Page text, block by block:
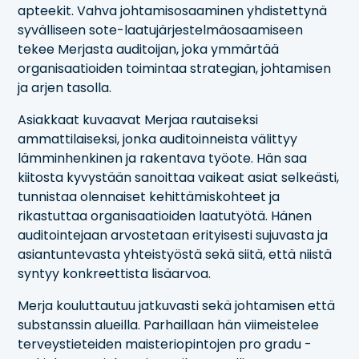
apteekit. Vahva johtamisosaaminen yhdistettynä
syvälliseen sote-laatujärjestelmäosaamiseen
tekee Merjasta auditoijan, joka ymmärtää
organisaatioiden toimintaa strategian, johtamisen
ja arjen tasolla.
Asiakkaat kuvaavat Merjaa rautaiseksi
ammattilaiseksi, jonka auditoinneista välittyy
lämminhenkinen ja rakentava työote. Hän saa
kiitosta kyvystään sanoittaa vaikeat asiat selkeästi,
tunnistaa olennaiset kehittämiskohteet ja
rikastuttaa organisaatioiden laatutyötä. Hänen
auditointejaan arvostetaan erityisesti sujuvasta ja
asiantuntevasta yhteistyöstä sekä siitä, että niistä
syntyy konkreettista lisäarvoa.
Merja kouluttautuu jatkuvasti sekä johtamisen että
substanssin alueilla. Parhaillaan hän viimeistelee
terveystieteiden maisteriopintojen pro gradu -